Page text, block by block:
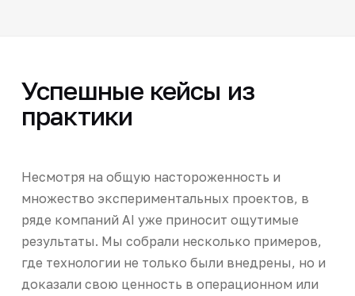
Успешные кейсы из
практики
Несмотря на общую настороженность и
множество экспериментальных проектов, в
ряде компаний AI уже приносит ощутимые
результаты. Мы собрали несколько примеров,
где технологии не только были внедрены, но и
доказали свою ценность в операционном или